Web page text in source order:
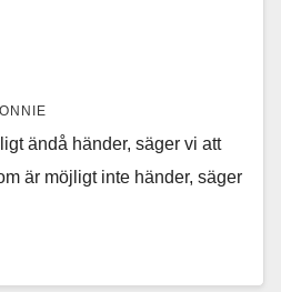
ändå händer, säger vi att
är möjligt inte händer, säger